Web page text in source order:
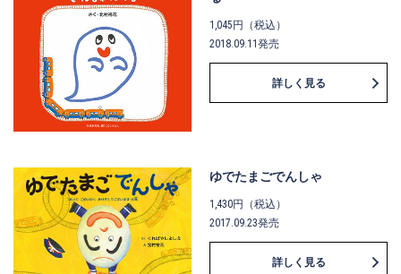
1,045円（税込）
2018.09.11発売
詳しく見る
ゆでたまごでんしゃ
1,430円（税込）
2017.09.23発売
詳しく見る